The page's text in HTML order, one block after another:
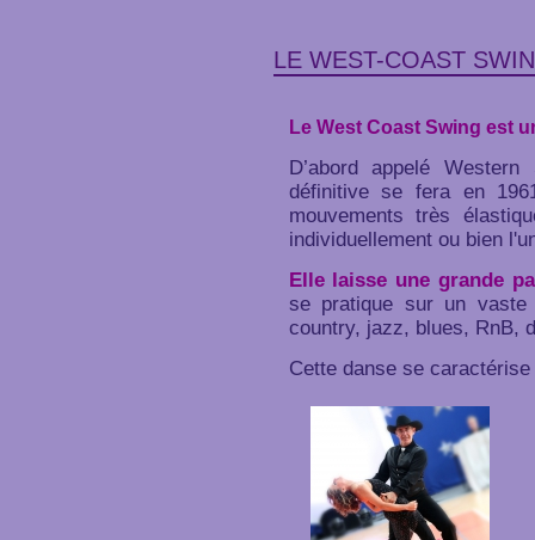
LE WEST-COAST
Le West Coast Swing est
D’abord appelé
définitive se fera en
mouvements très
individuellement ou bien
Elle laisse une grande
se pratique sur un
country, jazz, blues, RnB,
Cette danse se